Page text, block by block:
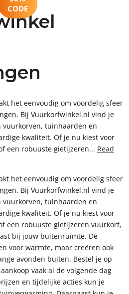
het eenvoudig om voordelig sfeer
Bij Vuurkorfwinkel.nl vind je
tuinhaarden en
kwaliteit. Of je nu kiest voor
een robuuste gietijzeren... Read
het eenvoudig om voordelig sfeer
Bij Vuurkorfwinkel.nl vind je
tuinhaarden en
kwaliteit. Of je nu kiest voor
een robuuste gietijzeren vuurkorf,
bij jouw buitenruimte. De
voor warmte, maar creëren ook
avonden buiten. Bestel je op
vaak al de volgende dag
en tijdelijke acties kun je
SALE
€50
ACTIE
CODE